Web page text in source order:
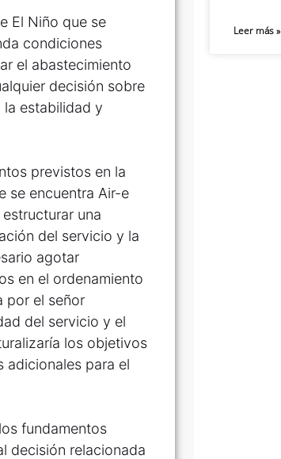
El Niño que se
condiciones
el abastecimiento
decisión sobre
estabilidad y
previstos en la
se encuentra Air-e
una
del servicio y la
agotar
en el ordenamiento
por el señor
del servicio y el
los objetivos
adicionales para el
fundamentos
decisión relacionada
Leer más »